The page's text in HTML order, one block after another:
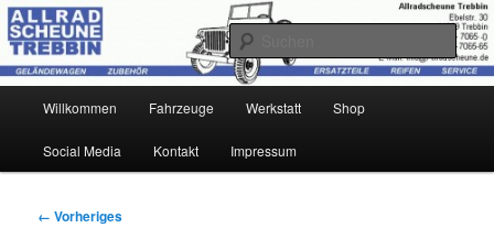
Zum
primären
Inhalt
springenAllradscheune Trebbin
Ihr Offroad-Partner in Trebbin
Willkommen Fahrzeuge Werkstatt Shop
Social Media Kontakt Impressum
Bilder-
← Vorheriges